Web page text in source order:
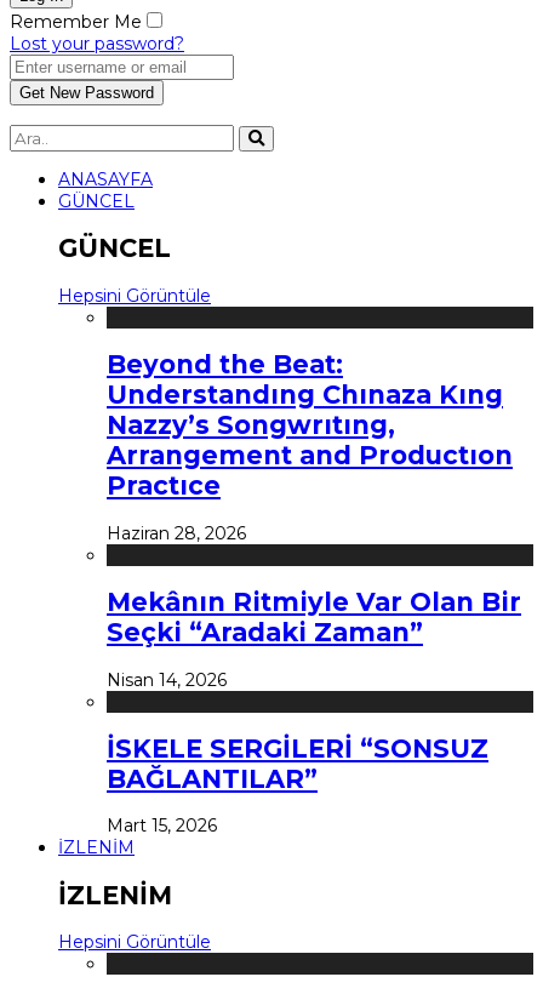
Remember Me
Lost your password?
ANASAYFA
GÜNCEL
GÜNCEL
Hepsini Görüntüle
Beyond the Beat:
Understandıng Chınaza Kıng
Nazzy’s Songwrıtıng,
Arrangement and Productıon
Practıce
Haziran 28, 2026
Mekânın Ritmiyle Var Olan Bir
Seçki “Aradaki Zaman”
Nisan 14, 2026
İSKELE SERGİLERİ “SONSUZ
BAĞLANTILAR”
Mart 15, 2026
İZLENİM
İZLENİM
Hepsini Görüntüle